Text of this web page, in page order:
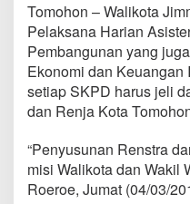
Tomohon – Walikota
Pelaksana Harian
Pembangunan yang
Ekonomi dan Keuangan
setiap SKPD harus jeli
dan Renja Kota
“Penyusunan Renstra
misi Walikota dan Wakil
Roeroe, Jumat (04/03/